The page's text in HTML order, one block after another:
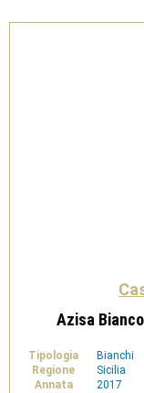
Azisa
Tipologia
Bianchi
Regione
Sicilia
Annata
2017